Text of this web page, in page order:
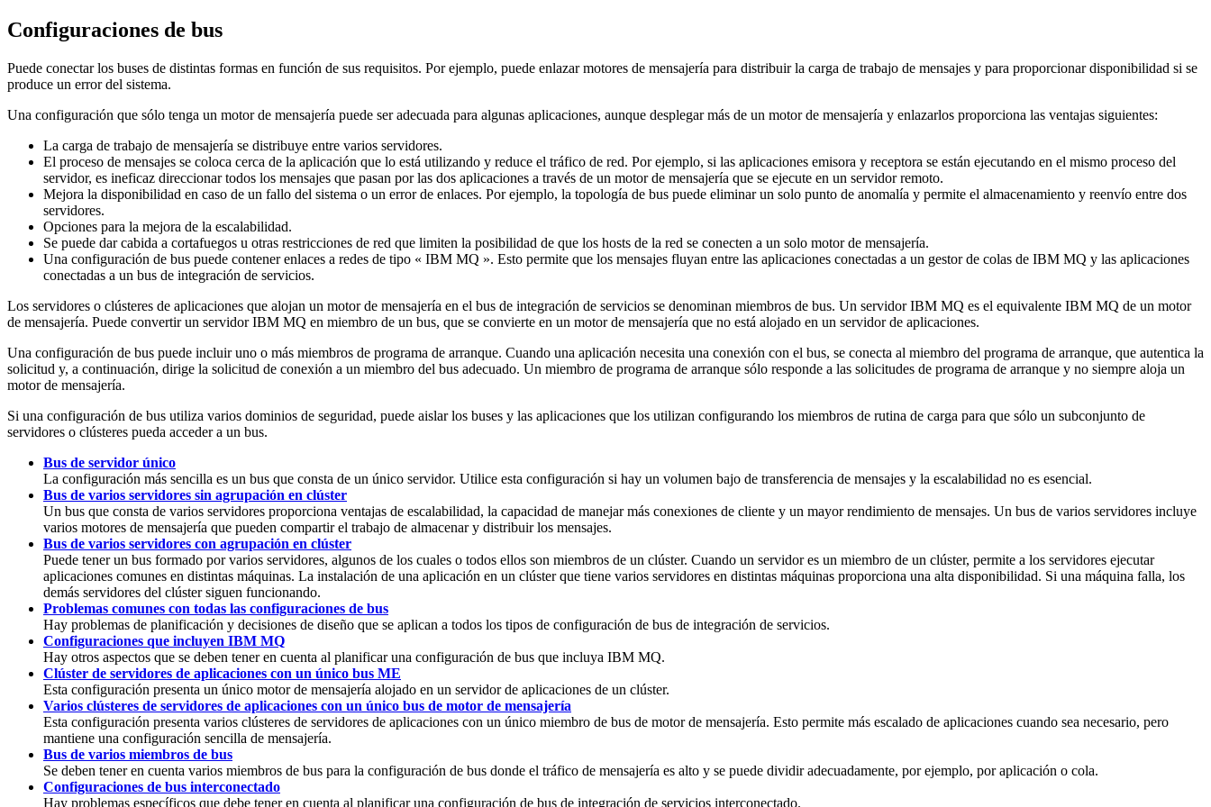
Configuraciones de bus
Puede conectar los buses de distintas formas en función de sus requisitos. Por ejemplo, puede enlazar motores de mensajería para distribuir la carga de trabajo de mensajes y para proporcionar disponibilidad si se
produce un error del sistema.
Una configuración que sólo tenga un motor de mensajería puede ser adecuada para algunas aplicaciones, aunque desplegar más de un motor de mensajería y enlazarlos proporciona las ventajas siguientes:
La carga de trabajo de mensajería se distribuye entre varios servidores.
El proceso de mensajes se coloca cerca de la aplicación que lo está utilizando y reduce el tráfico de red. Por ejemplo, si las aplicaciones emisora y receptora se están ejecutando en el mismo proceso del
servidor, es ineficaz direccionar todos los mensajes que pasan por las dos aplicaciones a través de un motor de mensajería que se ejecute en un servidor remoto.
Mejora la disponibilidad en caso de un fallo del sistema o un error de enlaces. Por ejemplo, la topología de bus puede eliminar un solo punto de anomalía y permite el almacenamiento y reenvío entre dos
servidores.
Opciones para la mejora de la escalabilidad.
Se puede dar cabida a cortafuegos u otras restricciones de red que limiten la posibilidad de que los hosts de la red se conecten a un solo motor de mensajería.
Una configuración de bus puede contener enlaces a redes de tipo « IBM MQ ». Esto permite que los mensajes fluyan entre las aplicaciones conectadas a un gestor de colas de IBM MQ y las aplicaciones
conectadas a un bus de integración de servicios.
Los servidores o clústeres de aplicaciones que alojan un motor de mensajería en el bus de integración de servicios se denominan miembros de bus. Un servidorIBM MQ es el equivalente IBM MQ de un motor
de mensajería. Puede convertir un servidorIBM MQ en miembro de un bus, que se convierte en un motor de mensajería que no está alojado en un servidor de aplicaciones.
Una configuración de bus puede incluir uno o más miembros de programa de arranque. Cuando una aplicación necesita una conexión con el bus, se conecta al miembro del programa de arranque, que autentica la
solicitud y, a continuación, dirige la solicitud de conexión a un miembro del bus adecuado. Un miembro de programa de arranque sólo responde a las solicitudes de programa de arranque y no siempre aloja un
motor de mensajería.
Si una configuración de bus utiliza varios dominios de seguridad, puede aislar los buses y las aplicaciones que los utilizan configurando los miembros de rutina de carga para que sólo un subconjunto de
servidores o clústeres pueda acceder a un bus.
Bus de servidor único
La configuración más sencilla es un bus que consta de un único servidor. Utilice esta configuración si hay un volumen bajo de transferencia de mensajes y la escalabilidad no es esencial.
Bus de varios servidores sin agrupación en clúster
Un bus que consta de varios servidores proporciona ventajas de escalabilidad, la capacidad de manejar más conexiones de cliente y un mayor rendimiento de mensajes. Un bus de varios servidores incluye
varios motores de mensajería que pueden compartir el trabajo de almacenar y distribuir los mensajes.
Bus de varios servidores con agrupación en clúster
Puede tener un bus formado por varios servidores, algunos de los cuales o todos ellos son miembros de un clúster. Cuando un servidor es un miembro de un clúster, permite a los servidores ejecutar
aplicaciones comunes en distintas máquinas. La instalación de una aplicación en un clúster que tiene varios servidores en distintas máquinas proporciona una alta disponibilidad. Si una máquina falla, los
demás servidores del clúster siguen funcionando.
Problemas comunes con todas las configuraciones de bus
Hay problemas de planificación y decisiones de diseño que se aplican a todos los tipos de configuración de bus de integración de servicios.
Configuraciones que incluyen IBM MQ
Hay otros aspectos que se deben tener en cuenta al planificar una configuración de bus que incluya IBM MQ.
Clúster de servidores de aplicaciones con un único bus ME
Esta configuración presenta un único motor de mensajería alojado en un servidor de aplicaciones de un clúster.
Varios clústeres de servidores de aplicaciones con un único bus de motor de mensajería
Esta configuración presenta varios clústeres de servidores de aplicaciones con un único miembro de bus de motor de mensajería. Esto permite más escalado de aplicaciones cuando sea necesario, pero
mantiene una configuración sencilla de mensajería.
Bus de varios miembros de bus
Se deben tener en cuenta varios miembros de bus para la configuración de bus donde el tráfico de mensajería es alto y se puede dividir adecuadamente, por ejemplo, por aplicación o cola.
Configuraciones de bus interconectado
Hay problemas específicos que debe tener en cuenta al planificar una configuración de bus de integración de servicios interconectado.